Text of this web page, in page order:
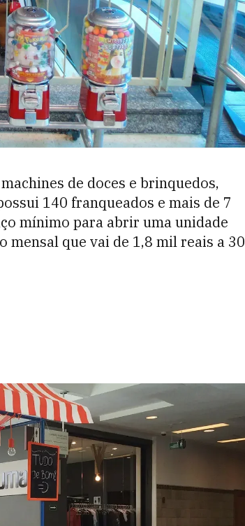
de doces e brinquedos,
140 franqueados e mais de 7
mínimo para abrir uma unidade
mensal que vai de 1,8 mil reais a 30